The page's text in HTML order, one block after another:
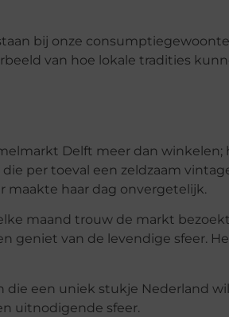
bij onze
van hoe lokale tradities
Delft meer dan
per toeval een zeldzaam
maakte haar dag onvergetelijk.
maand trouw de markt
geniet van de levendige sfeer.
een uniek stukje Nederland
uitnodigende sfeer.